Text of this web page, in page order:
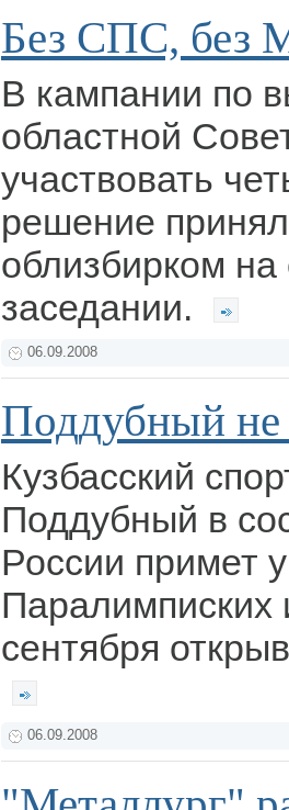
Без СПС, без
В кампании по
областной
участвовать
решение
облизбирком
заседании.
06.09.2008
Поддубный не
Кузбасский
Поддубный в
России примет
Паралимписких
сентября
06.09.2008